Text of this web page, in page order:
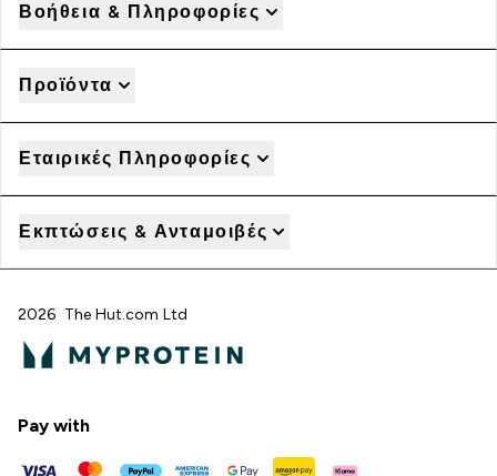
Βοήθεια & Πληροφορίες
Προϊόντα
Εταιρικές Πληροφορίες
Εκπτώσεις & Ανταμοιβές
2026 The Hut.com Ltd
Pay with